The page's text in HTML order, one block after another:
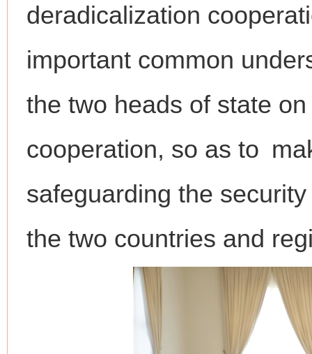
deradicalization
important common
the two heads of state
cooperation, so as to
safeguarding the
the two countries and
这是一记警钟！ 谢
在谋一域中谋全局